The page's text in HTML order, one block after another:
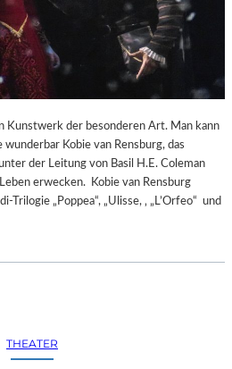
Kunstwerk der besonderen Art. Man kann
Kobie van Rensburg, das
der Leitung von Basil H.E. Coleman
erwecken. Kobie van Rensburg
„Poppea“, „Ulisse, ‚ „L’Orfeo“ und
THEATER